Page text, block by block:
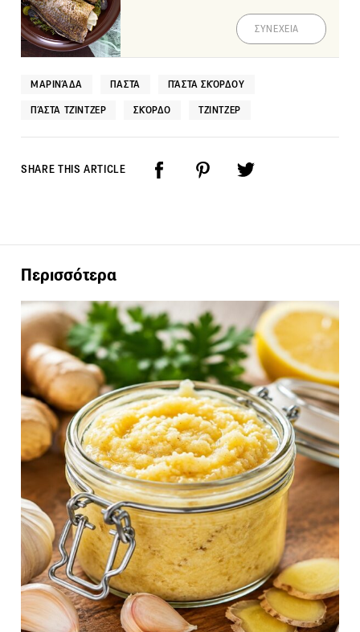
ΣΥΝΕΧΕΙΑ
ΜΑΡΙΝΆΔΑ ΠΑΣΤΆ ΠΆΣΤΑ ΣΚΌΡΔΟΥ
ΠΆΣΤΑ ΤΖΊΝΤΖΕΡ ΣΚΌΡΔΟ ΤΖΊΝΤΖΕΡ
SHARE THIS ARTICLE
Περισσότερα